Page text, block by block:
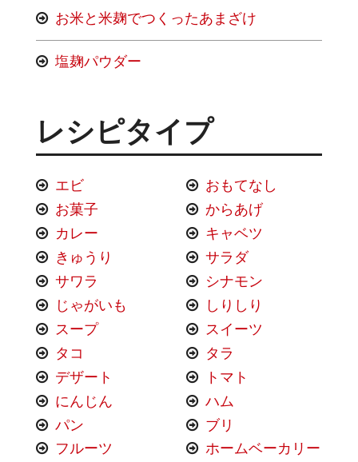
お米と米麹でつくったあまざけ
塩麹パウダー
レシピタイプ
エビ
おもてなし
お菓子
からあげ
カレー
キャベツ
きゅうり
サラダ
サワラ
シナモン
じゃがいも
しりしり
スープ
スイーツ
タコ
タラ
デザート
トマト
にんじん
ハム
パン
ブリ
フルーツ
ホームベーカリー